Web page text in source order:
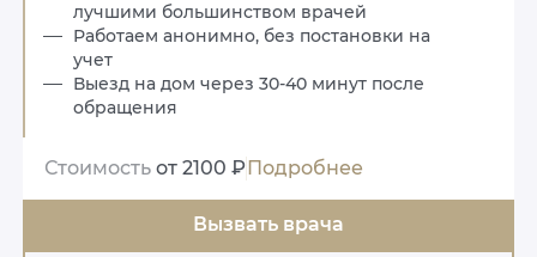
лучшими большинством врачей
Работаем анонимно, без постановки на
учет
Выезд на дом через 30-40 минут после
обращения
Стоимость от 2100 ₽Подробнее
Вызвать врача